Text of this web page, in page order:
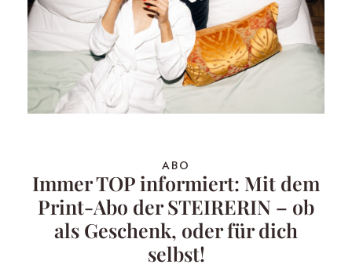
ABO
Immer TOP informiert: Mit dem
Print-Abo der STEIRERIN – ob
als Geschenk, oder für dich
selbst!